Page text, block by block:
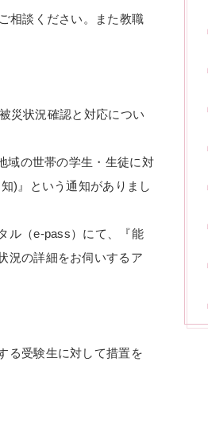
相談ください。また教職
災状況確認と対応につい
域の世帯の学生・生徒に対
)』という通知がありまし
ル（e-pass）にて、『能
況の詳細をお伺いするア
る受験生に対して措置を